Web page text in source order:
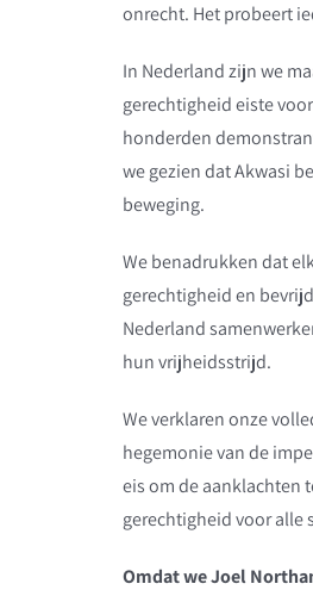
onrecht. Het probeert
In Nederland zijn we
gerechtigheid eiste
honderden
we gezien dat Akwasi
beweging.
We benadrukken dat
gerechtigheid en
Nederland
hun vrijheidsstrijd.
We verklaren onze
hegemonie van de
eis om de aanklachten
gerechtigheid voor alle
Omdat we Joel